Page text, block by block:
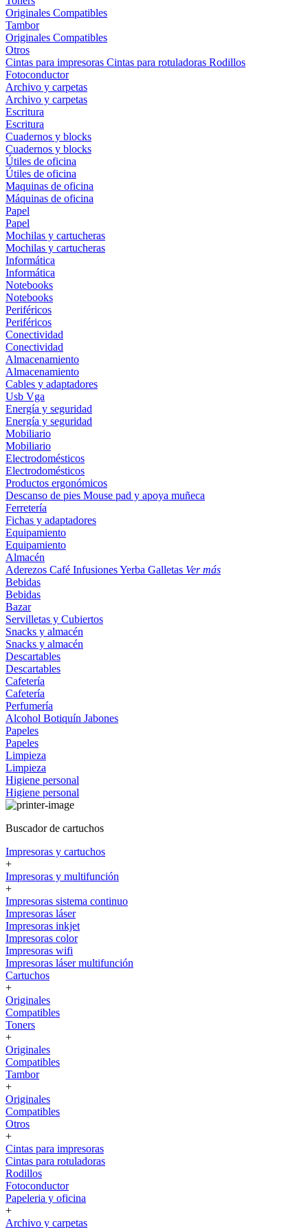
Originales Compatibles
Tambor
Originales Compatibles
Otros
Cintas para impresoras Cintas para rotuladoras Rodillos
Fotoconductor
Archivo y carpetas
Archivo y carpetas
Escritura
Escritura
Cuadernos y blocks
Cuadernos y blocks
Útiles de oficina
Útiles de oficina
Maquinas de oficina
Máquinas de oficina
Papel
Papel
Mochilas y cartucheras
Mochilas y cartucheras
Informática
Informática
Notebooks
Notebooks
Periféricos
Periféricos
Conectividad
Conectividad
Almacenamiento
Almacenamiento
Cables y adaptadores
Usb Vga
Energía y seguridad
Energía y seguridad
Mobiliario
Mobiliario
Electrodomésticos
Electrodomésticos
Productos ergonómicos
Descanso de pies Mouse pad y apoya muñeca
Ferretería
Fichas y adaptadores
Equipamiento
Equipamiento
Almacén
Aderezos Café InfusionesYerba Galletas Ver más
Bebidas
Bebidas
Bazar
Servilletas y Cubiertos
Snacks y almacén
Snacks y almacén
Descartables
Descartables
Cafetería
Cafetería
Perfumería
Alcohol Botiquín Jabones
Papeles
Papeles
Limpieza
Limpieza
Higiene personal
Higiene personal
Buscador de cartuchos
Impresoras y cartuchos
+
Impresoras y multifunción
+
Impresoras sistema continuo
Impresoras láser
Impresoras inkjet
Impresoras color
Impresoras wifi
Impresoras láser multifunción
Cartuchos
+
Originales
Compatibles
Toners
+
Originales
Compatibles
Tambor
+
Originales
Compatibles
Otros
+
Cintas para impresoras
Cintas para rotuladoras
Rodillos
Fotoconductor
Papeleria y oficina
+
Archivo y carpetas